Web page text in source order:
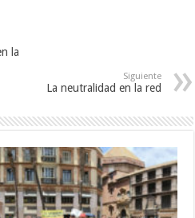
la
Siguiente
La neutralidad en la red